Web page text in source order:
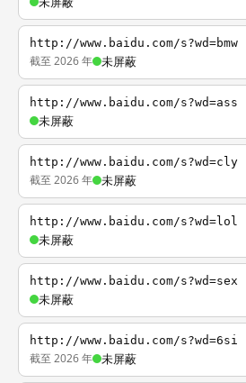
http://www.baidu.com/s?wd=bmw
截至 2026 年 未屏蔽
http://www.baidu.com/s?wd=ass
未屏蔽
http://www.baidu.com/s?wd=cly
截至 2026 年 未屏蔽
http://www.baidu.com/s?wd=lol
未屏蔽
http://www.baidu.com/s?wd=sex
未屏蔽
http://www.baidu.com/s?wd=6si
截至 2026 年 未屏蔽